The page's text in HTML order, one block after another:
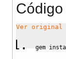
Ver original
gem